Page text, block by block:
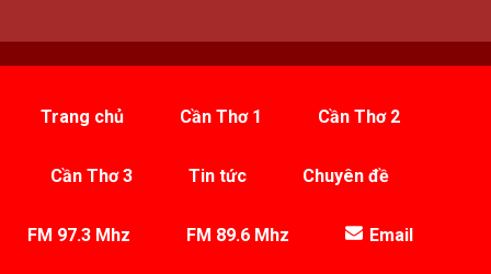
Trang chủ Cần Thơ 1 Cần Thơ 2
Cần Thơ 3 Tin tức Chuyên đề
FM 97.3 Mhz FM 89.6 Mhz Email